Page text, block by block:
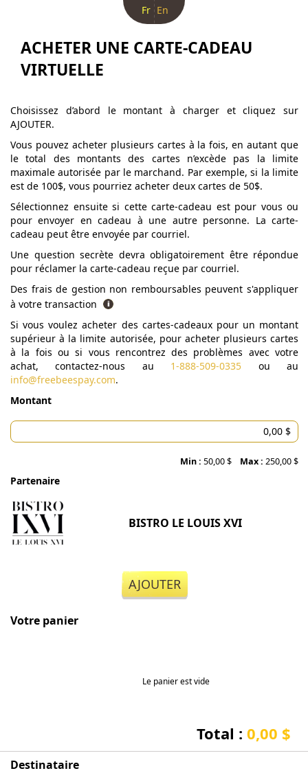
Fr En
ACHETER UNE CARTE-CADEAU
VIRTUELLE
Choisissez d’abord le montant à charger et cliquez sur
AJOUTER.
Vous pouvez acheter plusieurs cartes à la fois, en autant que
le total des montants des cartes n’excède pas la limite
maximale autorisée par le marchand. Par exemple, si la limite
est de 100$, vous pourriez acheter deux cartes de 50$.
Sélectionnez ensuite si cette carte-cadeau est pour vous ou
pour envoyer en cadeau à une autre personne. La carte-
cadeau peut être envoyée par courriel.
Une question secrète devra obligatoirement être répondue
pour réclamer la carte-cadeau reçue par courriel.
Des frais de gestion non remboursables peuvent s'appliquer
à votre transaction
Si vous voulez acheter des cartes-cadeaux pour un montant
supérieur à la limite autorisée, pour acheter plusieurs cartes
à la fois ou si vous rencontrez des problèmes avec votre
achat, contactez-nous au 1-888-509-0335 ou au
info@freebeespay.com.
Montant
Min : 50,00 $ Max : 250,00 $
Partenaire
BISTRO LE LOUIS XVI
AJOUTER
Votre panier
Le panier est vide
Total : 0,00 $
Destinataire